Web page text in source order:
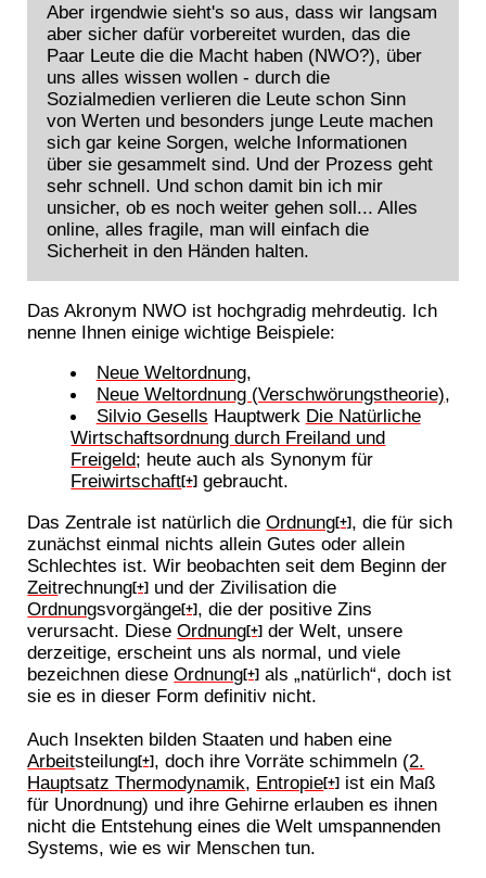
Aber irgendwie sieht's so aus, dass wir langsam
aber sicher dafür vorbereitet wurden, das die
Paar Leute die die Macht haben (NWO?), über
uns alles wissen wollen - durch die
Sozialmedien verlieren die Leute schon Sinn
von Werten und besonders junge Leute machen
sich gar keine Sorgen, welche Informationen
über sie gesammelt sind. Und der Prozess geht
sehr schnell. Und schon damit bin ich mir
unsicher, ob es noch weiter gehen soll... Alles
online, alles fragile, man will einfach die
Sicherheit in den Händen halten.
Das Akronym NWO ist hochgradig mehrdeutig. Ich
nenne Ihnen einige wichtige Beispiele:
Neue Weltordnung,
Neue Weltordnung (Verschwörungstheorie),
Silvio Gesells Hauptwerk Die Natürliche
Wirtschaftsordnung durch Freiland und
Freigeld; heute auch als Synonym für
Freiwirtschaft[+] gebraucht.
Das Zentrale ist natürlich dieOrdnung[+], die für sich
zunächst einmal nichts allein Gutes oder allein
Schlechtes ist. Wir beobachten seit dem Beginn der
Zeitrechnung[+] und der Zivilisation die
Ordnungsvorgänge[+], die der positive Zins
verursacht. DieseOrdnung[+] der Welt, unsere
derzeitige, erscheint uns als normal, und viele
bezeichnen dieseOrdnung[+] als „natürlich“, doch ist
sie es in dieser Form definitiv nicht.
Auch Insekten bilden Staaten und haben eine
Arbeitsteilung[+], doch ihre Vorräte schimmeln (2.
Hauptsatz Thermodynamik, Entropie[+] ist ein Maß
für Unordnung) und ihre Gehirne erlauben es ihnen
nicht die Entstehung eines die Welt umspannenden
Systems, wie es wir Menschen tun.